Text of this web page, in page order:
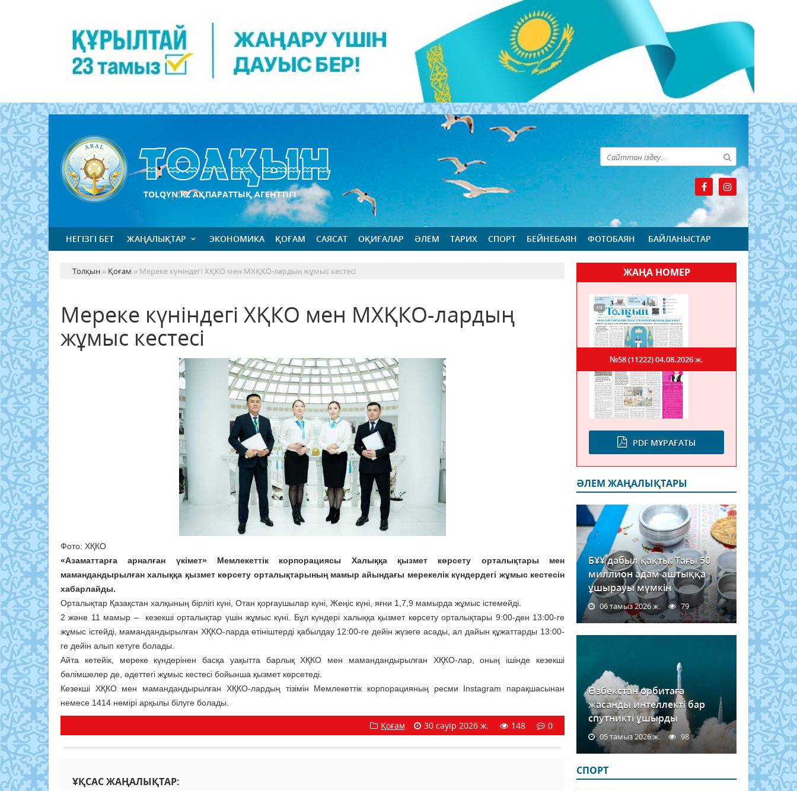
TOLQYN.KZ АҚПАРАТТЫҚ АГЕНТТІГІ
НЕГІЗГІ БЕТ ЖАҢАЛЫҚТАР ЭКОНОМИКА ҚОҒАМ САЯСАТ ОҚИҒАЛАР ӘЛЕМ ТАРИХ СПОРТ БЕЙНЕБАЯН ФОТОБАЯН БАЙЛАНЫСТАР
Толқын » Қоғам » Мереке күніндегі ХҚКО мен МХҚКО-лардың жұмыс кестесі
Мереке күніндегі ХҚКО мен МХҚКО-лардың
жұмыс кестесі
Фото: ХҚКО
«Азаматтарға арналған үкімет» Мемлекеттік корпорациясы Халыққа қызмет көрсету орталықтары мен
мамандандырылған халыққа қызмет көрсету орталықтарының мамыр айындағы мерекелік күндердегі жұмыс кестесін
хабарлайды.
Орталықтар Қазақстан халқының бірлігі күні, Отан қорғаушылар күні, Жеңіс күні, яғни 1,7,9 мамырда жұмыс істемейді.
2 және 11 мамыр – кезекші орталықтар үшін жұмыс күні. Бұл күндері халыққа қызмет көрсету орталықтары 9:00-ден 13:00-ге
жұмыс істейді, мамандандырылған ХҚКО-ларда өтініштерді қабылдау 12:00-ге дейін жүзеге асады, ал дайын құжаттарды 13:00-
ге дейін алып кетуге болады.
Айта кетейік, мереке күндерінен басқа уақытта барлық ХҚКО мен мамандандырылған ХҚКО-лар, оның ішінде кезекші
бөлімшелер де, әдеттегі жұмыс кестесі бойынша қызмет көрсетеді.
Кезекші ХҚКО мен мамандандырылған ХҚКО-лардың тізімін Мемлекеттік корпорацияның ресми Instagram парақшасынан
немесе 1414 нөмірі арқылы білуге болады.
Қоғам 30 сәуір 2026 ж. 148 0
ҰҚСАС ЖАҢАЛЫҚТАР:
ЖАҢА НОМЕР
PDF МҰРАҒАТЫ
№58 (11222)04.08.2026 ж.
ӘЛЕМ ЖАҢАЛЫҚТАРЫ
БҰҰ дабыл қақты: Тағы 50
миллион адам аштыққа
ұшырауы мүмкін
06 тамыз 2026 ж. 79
Өзбекстан орбитаға
жасанды интеллекті бар
спутникті ұшырды
05 тамыз 2026 ж. 98
СПОРТ